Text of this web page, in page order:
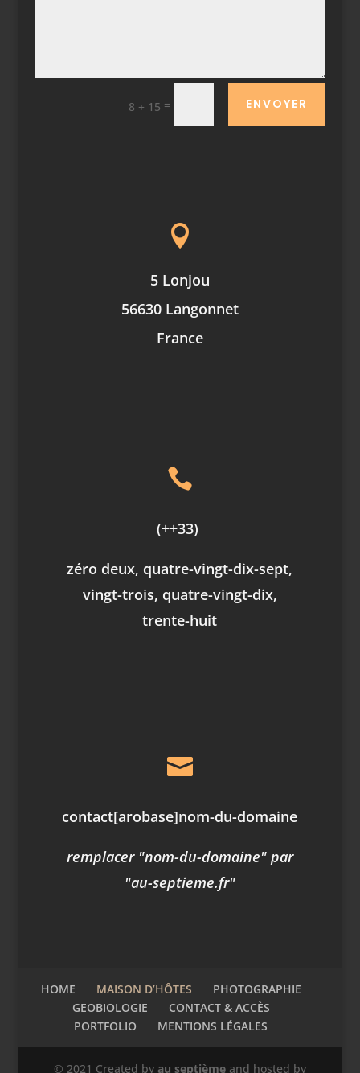
8 + 15 = ENVOYER

5 Lonjou
56630 Langonnet
France

(++33)
zéro deux, quatre-vingt-dix-sept,
vingt-trois, quatre-vingt-dix,
trente-huit

contact[arobase]nom-du-domaine
remplacer "nom-du-domaine" par
"au-septieme.fr"
HOME MAISON D’HÔTES
PHOTOGRAPHIE
GEOBIOLOGIE
CONTACT & ACCÈS
PORTFOLIO
MENTIONS LÉGALES
© 2021 Created by au septièmeand hosted by